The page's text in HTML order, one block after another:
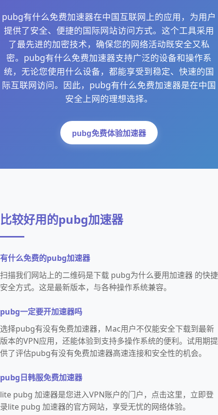
pubg有什么免费加速器在中国互联网上的应用，为用户
提供了安全、便捷的国际网站访问方式。这个工具采用
了最先进的加密技术，确保您的网络活动既安全又私
密。pubg有什么免费加速器支持广泛的设备和操作系
统，无论您使用什么设备，都能享受到稳定、快速的国
际互联网访问。因此，pubg有什么免费加速器是在中国
安全上网的理想选择。
pubg免费体验加速器
比较好用的pubg加速器
有什么免费的pubg加速器
扫描我们网站上的二维码是下载 pubg为什么要用加速器 的快捷
安全方式。这是最新版本，与各种操作系统兼容。
pubg一定要开加速器吗
选择pubg有没有免费加速器，Mac用户不仅能安全下载到最新
版本的VPN应用，还能体验到支持多操作系统的便利。试用期提
供了评估pubg有没有免费加速器高速连接和安全性的机会。
pubg日韩服免费加速器
lite pubg 加速器是您进入VPN账户的门户，点击这里，立即登
录lite pubg 加速器的官方网站，享受无忧的网络体验。